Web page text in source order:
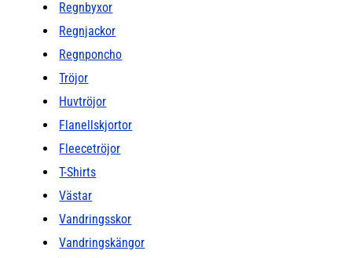
Regnbyxor
Regnjackor
Regnponcho
Tröjor
Huvtröjor
Flanellskjortor
Fleecetröjor
T-Shirts
Västar
Vandringsskor
Vandringskängor